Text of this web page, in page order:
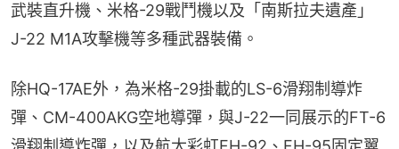
武裝直升機、米格-29戰鬥機以及「南斯拉夫遺產」
J-22 M1A攻擊機等多種武器裝備。
除HQ-17AE外，為米格-29掛載的LS-6滑翔制導炸
彈、CM-400AKG空地導彈，與J-22一同展示的FT-6